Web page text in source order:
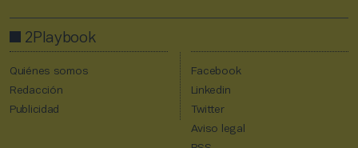
2Playbook
Quiénes somos
Redacción
Publicidad
Facebook
Linkedin
Twitter
Aviso legal